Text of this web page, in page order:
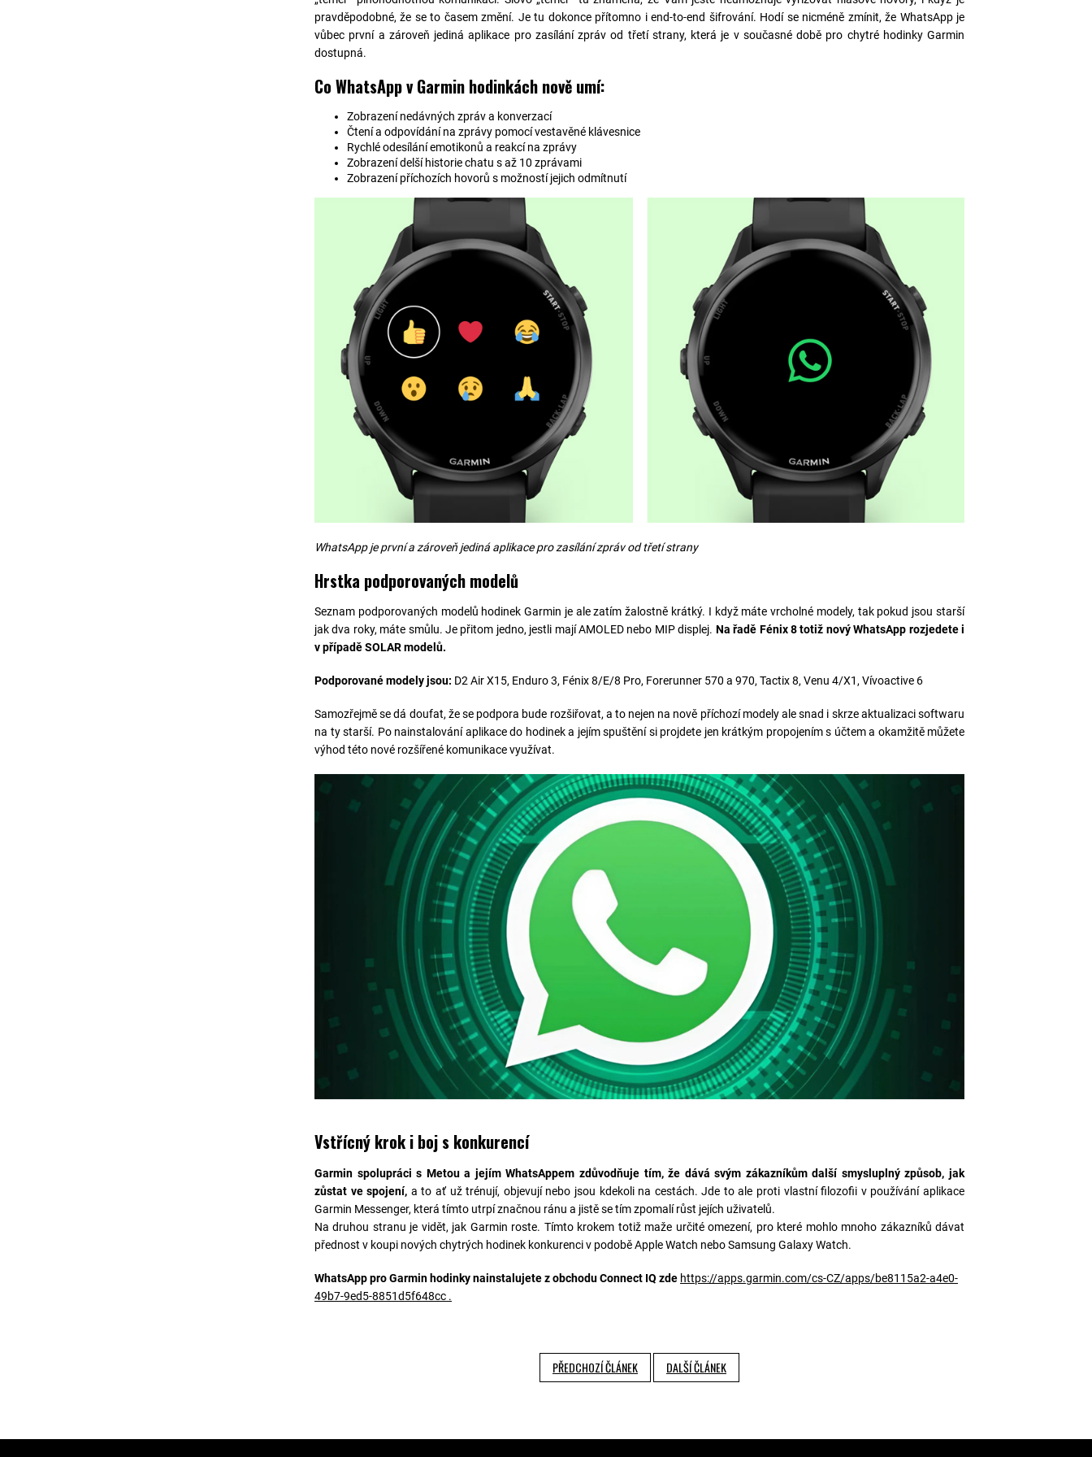
pravděpodobné, že se to časem změní. Je tu dokonce přítomno i end-to-end šifrování. Hodí se nicméně zmínit, že WhatsApp je
vůbec první a zároveň jediná aplikace pro zasílání zpráv od třetí strany, která je v současné době pro chytré hodinky Garmin
dostupná.
Co WhatsApp v Garmin hodinkách nově umí:
Zobrazení nedávných zpráv a konverzací
Čtení a odpovídání na zprávy pomocí vestavěné klávesnice
Rychlé odesílání emotikonů a reakcí na zprávy
Zobrazení delší historie chatu s až 10 zprávami
Zobrazení příchozích hovorů s možností jejich odmítnutí
WhatsApp je první a zároveň jediná aplikace pro zasílání zpráv od třetí strany
Hrstka podporovaných modelů
Seznam podporovaných modelů hodinek Garmin je ale zatím žalostně krátký. I když máte vrcholné modely, tak pokud jsou starší
jak dva roky, máte smůlu. Je přitom jedno, jestli mají AMOLED nebo MIP displej. Na řadě Fénix 8 totiž nový WhatsApp rozjedete i
v případě SOLAR modelů.
Podporované modely jsou: D2 Air X15, Enduro 3, Fénix 8/E/8 Pro, Forerunner 570 a 970, Tactix 8, Venu 4/X1, Vívoactive 6
Samozřejmě se dá doufat, že se podpora bude rozšiřovat, a to nejen na nově příchozí modely ale snad i skrze aktualizaci softwaru
na ty starší. Po nainstalování aplikace do hodinek a jejím spuštění si projdete jen krátkým propojením s účtem a okamžitě můžete
výhod této nové rozšířené komunikace využívat.
Vstřícný krok i boj s konkurencí
Garmin spolupráci s Metou a jejím WhatsAppem zdůvodňuje tím, že dává svým zákazníkům další smysluplný způsob, jak
zůstat ve spojení, a to ať už trénují, objevují nebo jsou kdekoli na cestách. Jde to ale proti vlastní filozofii v používání aplikace
Garmin Messenger, která tímto utrpí značnou ránu a jistě se tím zpomalí růst jejích uživatelů.
Na druhou stranu je vidět, jak Garmin roste. Tímto krokem totiž maže určité omezení, pro které mohlo mnoho zákazníků dávat
přednost v koupi nových chytrých hodinek konkurenci v podobě Apple Watch nebo Samsung Galaxy Watch.
WhatsApp pro Garmin hodinky nainstalujete z obchodu Connect IQ zde https://apps.garmin.com/cs-CZ/apps/be8115a2-a4e0-
49b7-9ed5-8851d5f648cc .
PŘEDCHOZÍ ČLÁNEK DALŠÍ ČLÁNEK